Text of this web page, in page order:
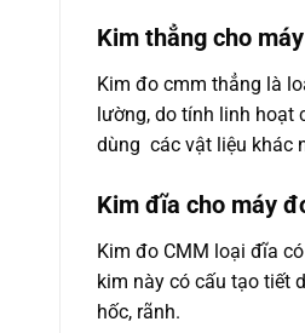
Kim thẳng cho
Kim đo cmm thẳng là
lường, do tính linh hoạt
dùng các vật liệu khác
Kim đĩa cho máy
Kim đo CMM loại đĩa
kim này có cấu tạo tiết
hốc, rãnh.